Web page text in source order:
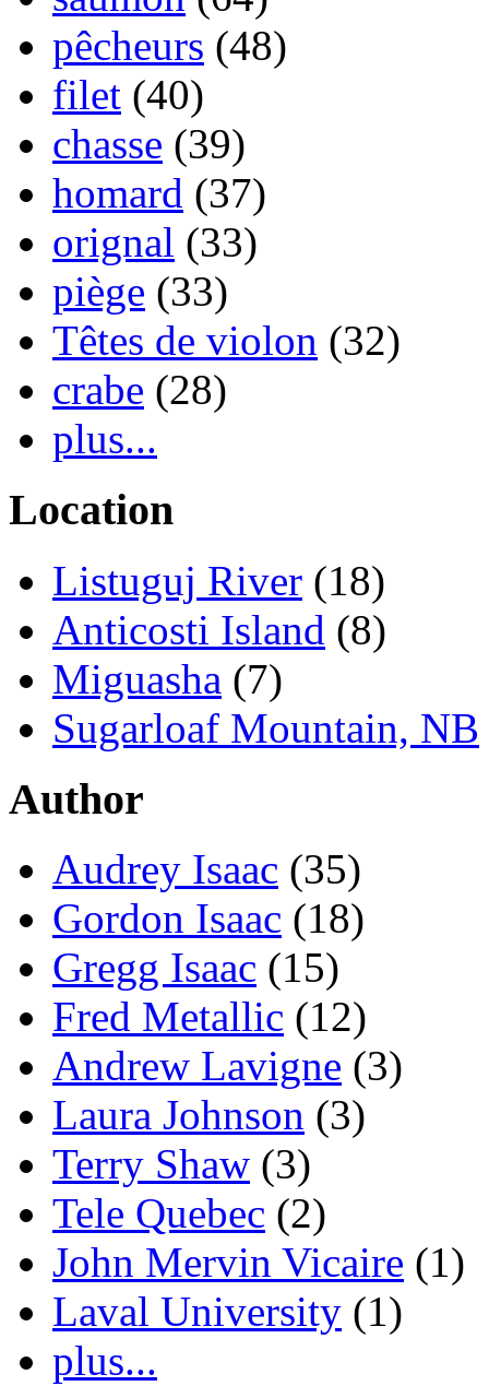
pêcheurs (48)
filet (40)
chasse (39)
homard (37)
orignal (33)
piège (33)
Têtes de violon (32)
crabe (28)
plus...
Location
Listuguj River (18)
Anticosti Island (8)
Miguasha (7)
Sugarloaf Mountain, NB
Author
Audrey Isaac (35)
Gordon Isaac (18)
Gregg Isaac (15)
Fred Metallic (12)
Andrew Lavigne (3)
Laura Johnson (3)
Terry Shaw (3)
Tele Quebec (2)
John Mervin Vicaire (1)
Laval University (1)
plus...